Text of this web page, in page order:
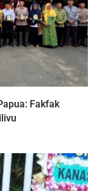
Fakfak